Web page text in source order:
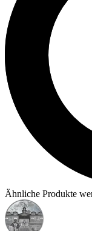
Ähnliche Produkte